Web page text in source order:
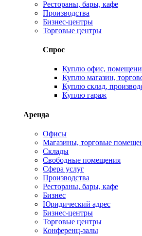
Рестораны, бары, кафе
Производства
Бизнес-центры
Торговые центры
Спрос
Куплю офис,
Куплю магазин,
Куплю склад,
Куплю гараж
Аренда
Офисы
Магазины, торговые
Склады
Свободные помещения
Сфера услуг
Производства
Рестораны, бары, кафе
Бизнес
Юридический адрес
Бизнес-центры
Торговые центры
Конференц-залы